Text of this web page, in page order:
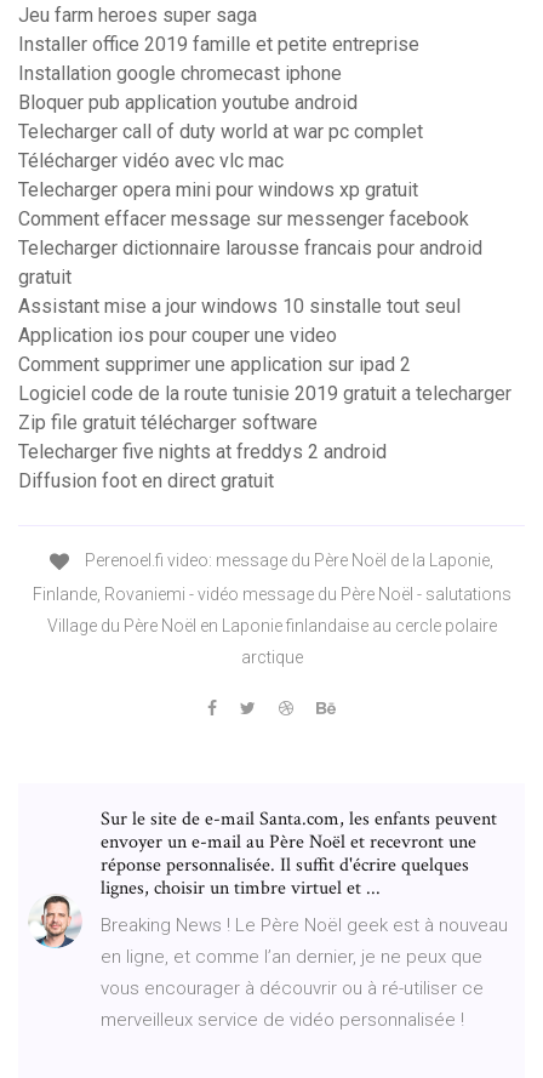
Jeu farm heroes super saga
Installer office 2019 famille et petite entreprise
Installation google chromecast iphone
Bloquer pub application youtube android
Telecharger call of duty world at war pc complet
Télécharger vidéo avec vlc mac
Telecharger opera mini pour windows xp gratuit
Comment effacer message sur messenger facebook
Telecharger dictionnaire larousse francais pour android
gratuit
Assistant mise a jour windows 10 sinstalle tout seul
Application ios pour couper une video
Comment supprimer une application sur ipad 2
Logiciel code de la route tunisie 2019 gratuit a telecharger
Zip file gratuit télécharger software
Telecharger five nights at freddys 2 android
Diffusion foot en direct gratuit
Perenoel.fi video: message du Père Noël de la Laponie,
Finlande, Rovaniemi - vidéo message du Père Noël - salutations
Village du Père Noël en Laponie finlandaise au cercle polaire
arctique
Sur le site de e-mail Santa.com, les enfants peuvent
envoyer un e-mail au Père Noël et recevront une
réponse personnalisée. Il suffit d'écrire quelques
lignes, choisir un timbre virtuel et ...
Breaking News ! Le Père Noël geek est à nouveau
en ligne, et comme l’an dernier, je ne peux que
vous encourager à découvrir ou à ré-utiliser ce
merveilleux service de vidéo personnalisée !